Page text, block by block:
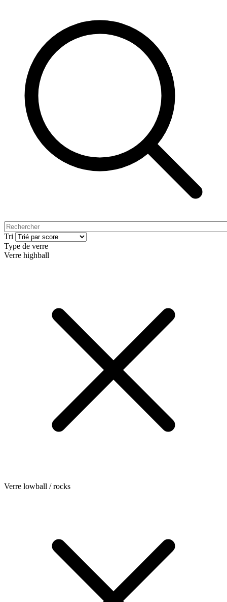
Tri
Type de verre
Verre highball
Verre lowball / rocks